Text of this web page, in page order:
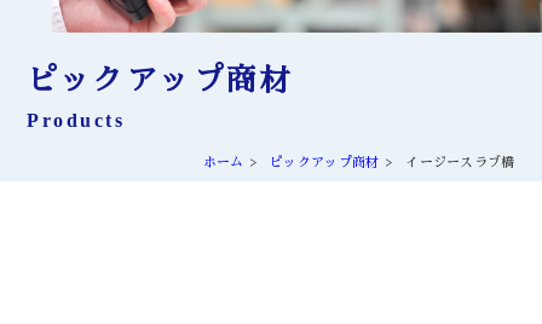
ピックアップ商材
Products
ホーム ピックアップ商材 イージースラブ橋